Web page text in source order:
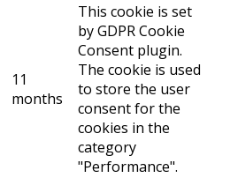
11
months
This cookie is set
by GDPR Cookie
Consent plugin.
The cookie is used
to store the user
consent for the
cookies in the
category
"Performance".